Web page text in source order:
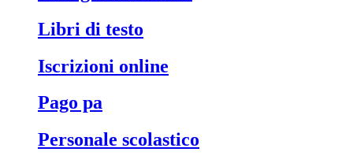
libri di testo
iscrizioni online
pago pa
personale scolastico